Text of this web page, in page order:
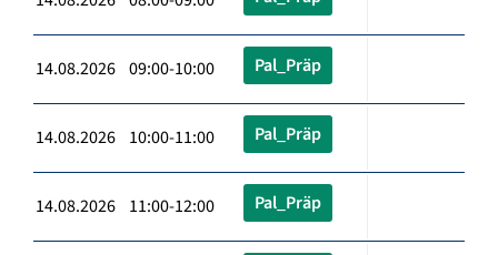
14.08.2026 09:00-10:00 Pal_Präp
14.08.2026 10:00-11:00 Pal_Präp
14.08.2026 11:00-12:00 Pal_Präp